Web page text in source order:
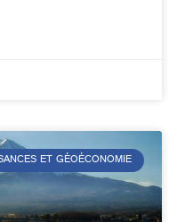
ET GÉOÉCONOMIE